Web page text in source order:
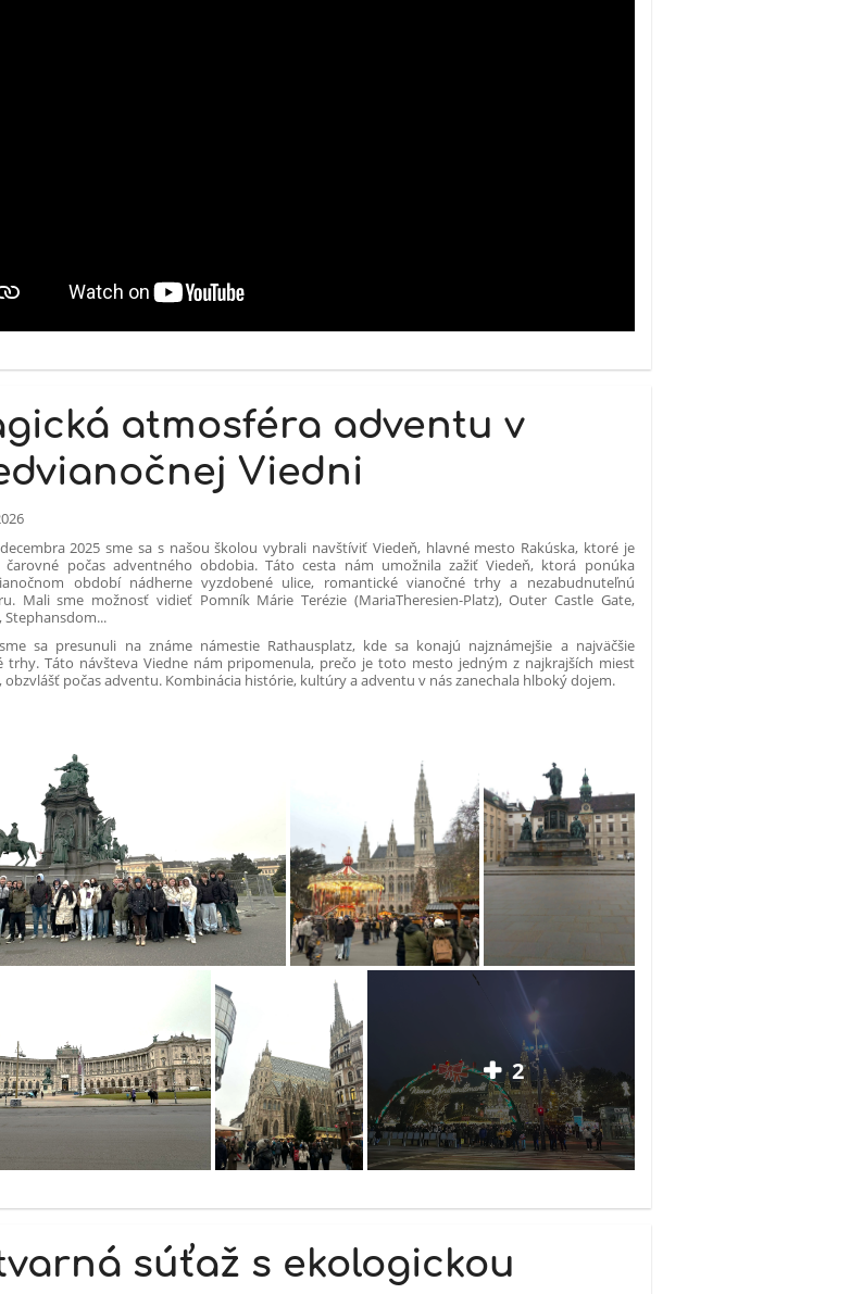
atmosféra adventu v
Viedni
2025 sme sa s našou školou vybrali navštíviť Viedeň, hlavné mesto Rakúska, ktoré je
čarovné počas adventného obdobia. Táto cesta nám umožnila zažiť Viedeň, ktorá ponúka
období nádherne vyzdobené ulice, romantické vianočné trhy a nezabudnuteľnú
Mali sme možnosť vidieť Pomník Márie Terézie (MariaTheresien-Platz), Outer Castle Gate,
Stephansdom...
sa presunuli na známe námestie Rathausplatz, kde sa konajú najznámejšie a najväčšie
trhy. Táto návšteva Viedne nám pripomenula, prečo je toto mesto jedným z najkrajších miest
obzvlášť počas adventu. Kombinácia histórie, kultúry a adventu v nás zanechala hlboký dojem.
2
súťaž s ekologickou